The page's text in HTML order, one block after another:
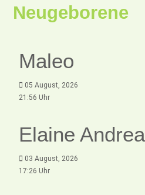
Neugeborene
Maleo
05 August, 2026
21:56 Uhr
Elaine Andrea
03 August, 2026
17:26 Uhr